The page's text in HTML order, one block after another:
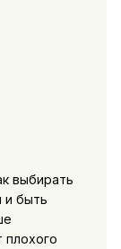
выбирать
и быть